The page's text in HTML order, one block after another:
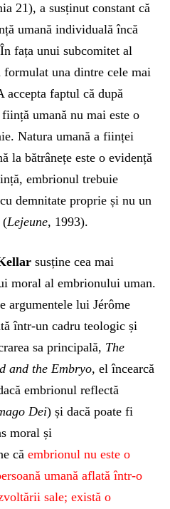
21), a susținut constant că
umană individuală încă
fața unui subcomitet al
una dintre cele mai
accepta faptul că după
umană nu mai este o
Natura umană a ființei
la bătrânețe este o evidență
embrionul trebuie
demnitate proprie și nu un
(Lejeune, 1993).
susține cea mai
moral al embrionului uman.
argumentele lui Jérôme
într-un cadru teologic și
sa principală, The
and the Embryo, el încearcă
embrionul reflectă
Dei) și dacă poate fi
moral și
că embrionul nu este o
umană aflată într-o
sale; există o